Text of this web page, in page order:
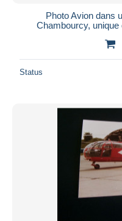
iDeal
Wohnsitz des
Photo Avion dans
Chambourcy,
Status